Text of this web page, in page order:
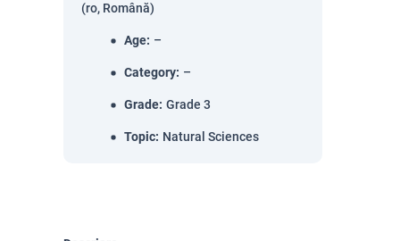
(ro, Română)
Age: –
Category: –
Grade: Grade 3
Topic: Natural Sciences